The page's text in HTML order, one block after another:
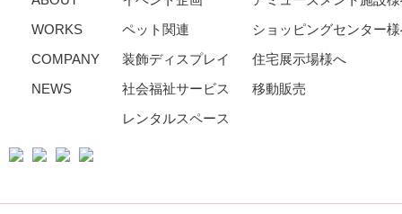
WORKS
COMPANY
NEWS
ペット関連
装飾ディスプレイ
社会福祉サービス
レンタルスペース
ショッピングセンター
住宅展示場様へ
移動販売